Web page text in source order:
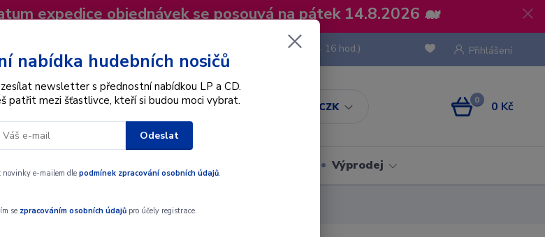
expedice objednávek se posouvá na pátek 14.8.2026 🐋
CZK
Přihlášení
Hledat
(Po-Pá, 8 - 16 hod.)
0 0 Kč
Dárkové poukazy Výprodej
nabídka hudebních nosičů
newsletter s přednostní nabídkou LP a CD.
patřit mezi šťastlivce, kteří si budou moci vybrat.
Odeslat
novinky e-mailem dle podmínek zpracování osobních údajů.
se zpracováním osobních údajůpro účely registrace.